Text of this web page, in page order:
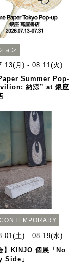
ョン
月) - 08.11(火)
Summer Pop-
納涼” at 銀座
土) - 08.19(水)
】KINJO 個展「No
Side」